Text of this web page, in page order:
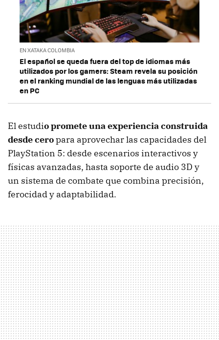
EN XATAKA COLOMBIA
El español se queda fuera del top de idiomas más
utilizados por los gamers: Steam revela su posición
en el ranking mundial de las lenguas más utilizadas
en PC
El estudio promete una experiencia construida
desde ceropara aprovechar las capacidades del
PlayStation 5: desde escenarios interactivos y
físicas avanzadas, hasta soporte de audio 3D y
un sistema de combate que combina precisión,
ferocidad y adaptabilidad.